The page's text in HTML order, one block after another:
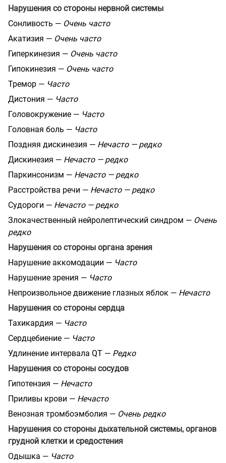
Нарушения со стороны нервной системы
Сонливость — Очень часто
Акатизия — Очень часто
Гиперкинезия — Очень часто
Гипокинезия — Очень часто
Тремор — Часто
Дистония — Часто
Головокружение — Часто
Головная боль — Часто
Поздняя дискинезия — Нечасто — редко
Дискинезия — Нечасто — редко
Паркинсонизм — Нечасто — редко
Расстройства речи — Нечасто — редко
Судороги — Нечасто — редко
Злокачественный нейролептический синдром — Очень
редко
Нарушения со стороны органа зрения
Нарушение аккомодации — Часто
Нарушение зрения — Часто
Непроизвольное движение глазных яблок — Нечасто
Нарушения со стороны сердца
Тахикардия — Часто
Сердцебиение — Часто
Удлинение интервала QT — Редко
Нарушения со стороны сосудов
Гипотензия — Нечасто
Приливы крови — Нечасто
Венозная тромбоэмболия — Очень редко
Нарушения со стороны дыхательной системы, органов
грудной клетки и средостения
Одышка — Часто